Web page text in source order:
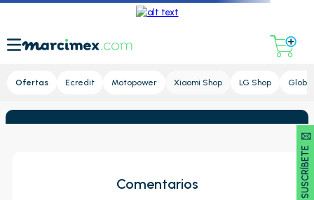
Ofertas Ecredit Motopower Xiaomi Shop LG Shop Global
SUSCRÍBETE 🖂
Comentarios